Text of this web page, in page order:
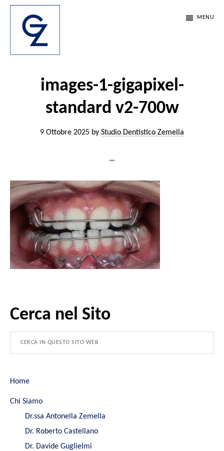
Passa
contenuto
principale
Passa
laterale
Passa
Zemella
MENU
images-1-gigapixel-
standard v2-700w
9 Ottobre 2025 by Studio Dentistico Zemella
Cerca nel Sito
Home
Chi Siamo
Dr.ssa Antonella Zemella
Dr. Roberto Castellano
Dr. Davide Guglielmi